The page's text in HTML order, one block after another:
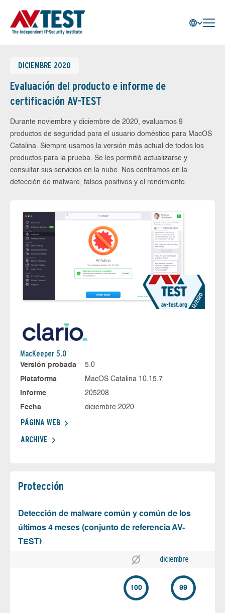
DICIEMBRE 2020
Evaluación del producto e informe de
certificación AV-TEST
Durante noviembre y diciembre de 2020, evaluamos 9
productos de seguridad para el usuario doméstico para MacOS
Catalina. Siempre usamos la versión más actual de todos los
productos para la prueba. Se les permitió actualizarse y
consultar sus servicios en la nube. Nos centramos en la
detección de malware, falsos positivos y el rendimiento.
MacKeeper 5.0
Versión probada
5.0
Plataforma
MacOS Catalina 10.15.7
Informe
205208
Fecha
diciembre 2020
PÁGINA WEB
ARCHIVE
Protección
Detección de malware común y común de los
últimos 4 meses (conjunto de referencia AV-
TEST)
diciembre
100 99